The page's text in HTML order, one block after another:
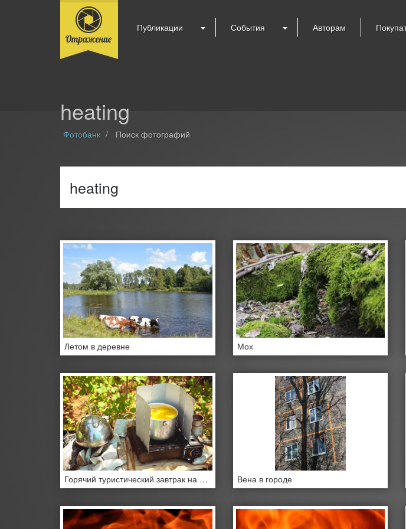
Публикации События Авторам
heating
Фотобанк Поиск фотографий
Летом в деревне Мох
Горячий туристический завтрак на природе Вена в городе